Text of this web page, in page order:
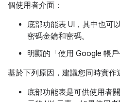
個使用者介面：
底部功能表 UI，其中也可
密碼金鑰和密碼。
明顯的「使用 Google 帳戶
基於下列原因，建議您同時實作
底部功能表是可供使用者